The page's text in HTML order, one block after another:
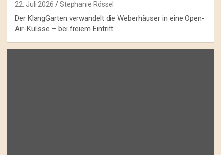
22. Juli 2026 Stephanie Rössel
Der KlangGarten verwandelt die Weberhäuser in eine Open-
Air-Kulisse – bei freiem Eintritt.